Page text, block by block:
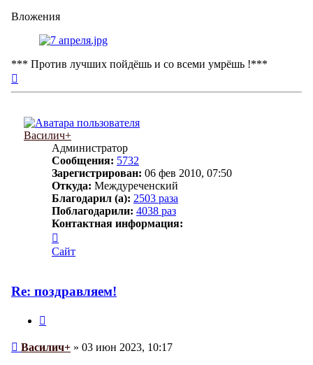
Вложения
*** Против лучших пойдёшь и со всеми умрёшь !***
Василич+
Администратор
Сообщения: 5732
Зарегистрирован: 06 фев 2010, 07:50
Откуда: Междуреченский
Благодарил (а): 2503 раза
Поблагодарили: 4038 раз
Контактная информация:
информация
пользователя
Сайт
Re: поздравляем!
Сообщение
Василич+ » 03 июн 2023, 10:17